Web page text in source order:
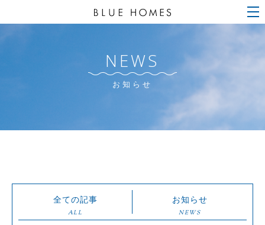
NEWS
お知らせ
全ての記事
ALL
お知らせ
NEWS